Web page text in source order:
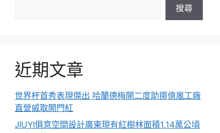
搜尋
近期文章
世界杯首秀表現傑出 哈蘭德梅開二度助挪億嵐工廠
直營威取開門紅
JIUYI俱意空間設計廣東現有紅樹林面積1.14萬公頃